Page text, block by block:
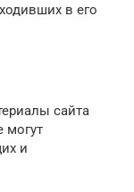
в его
сайта
могут
и